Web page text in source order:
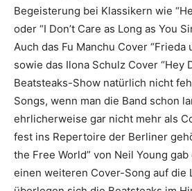
Begeisterung bei Klassikern wie
oder “I Don’t Care as Long as You
Auch das Fu Manchu Cover “Frieda
sowie das Ilona Schulz Cover “Hey
Beatsteaks-Show natürlich nicht
Songs, wenn man die Band schon
ehrlicherweise gar nicht mehr als
fest ins Repertoire der Berliner
the Free World” von Neil Young
einen weiteren Cover-Song auf die